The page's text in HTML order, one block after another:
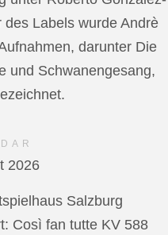
Labels wurde Andrè
darunter Die
und Schwanengesang,
2026
Salzburg
Così fan tutte KV 588